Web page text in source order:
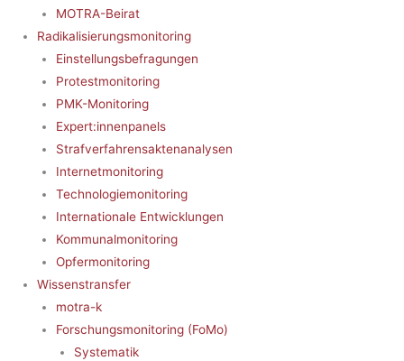
MOTRA-Beirat
Radikalisierungsmonitoring
Einstellungsbefragungen
Protestmonitoring
PMK-Monitoring
Expert:innenpanels
Strafverfahrensaktenanalysen
Internetmonitoring
Technologiemonitoring
Internationale Entwicklungen
Kommunalmonitoring
Opfermonitoring
Wissenstransfer
motra-k
Forschungsmonitoring (FoMo)
Systematik